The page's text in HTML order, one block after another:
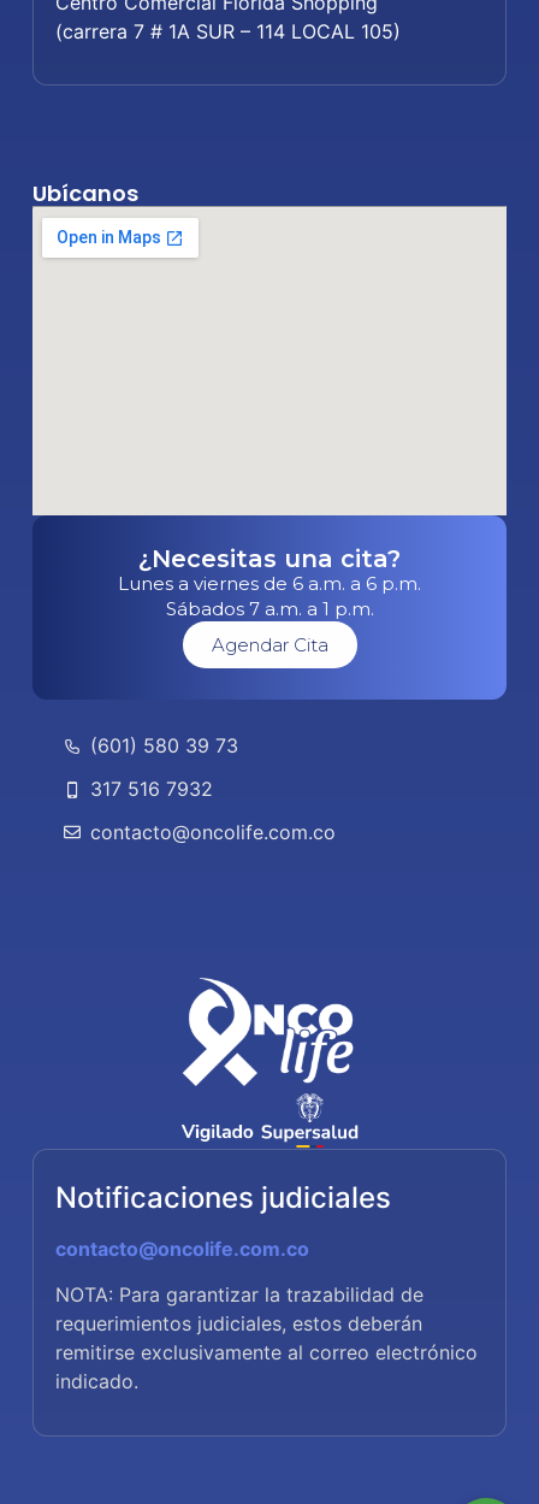
Notificaciones judiciales
contacto@oncolife.com.co
NOTA: Para garantizar la trazabilidad de
requerimientos judiciales, estos deberán
remitirse exclusivamente al correo electrónico
indicado.
(carrera 7 # 1A SUR – 114 LOCAL 105)
Ubícanos
¿Necesitas una cita?
Lunes a viernes de 6 a.m. a 6 p.m.
Sábados 7 a.m. a 1 p.m.
Agendar Cita
(601) 580 39 73
317 516 7932
contacto@oncolife.com.co